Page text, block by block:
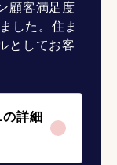
顧客満足度
した。住ま
としてお客
詳細